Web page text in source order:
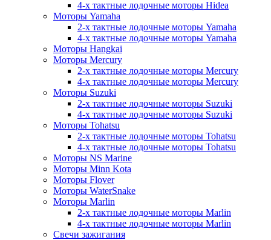
4-х тактные лодочные моторы Hidea
Моторы Yamaha
2-х тактные лодочные моторы Yamaha
4-х тактные лодочные моторы Yamaha
Моторы Hangkai
Моторы Mercury
2-х тактные лодочные моторы Mercury
4-х тактные лодочные моторы Mercury
Моторы Suzuki
2-х тактные лодочные моторы Suzuki
4-х тактные лодочные моторы Suzuki
Моторы Tohatsu
2-х тактные лодочные моторы Tohatsu
4-х тактные лодочные моторы Tohatsu
Моторы NS Marine
Моторы Minn Kota
Моторы Flover
Моторы WaterSnake
Моторы Marlin
2-х тактные лодочные моторы Marlin
4-х тактные лодочные моторы Marlin
Свечи зажигания